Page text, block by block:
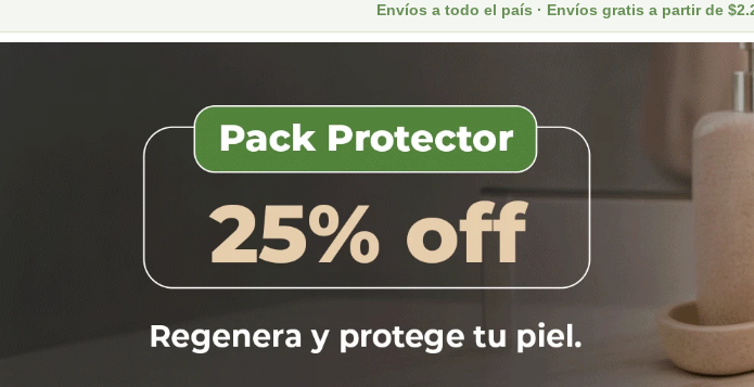
Envíos a todo el país · Envíos gratis a partir de